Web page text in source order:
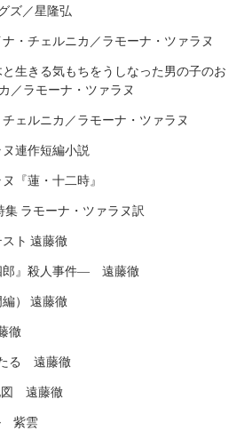
ズ／星隆弘
・チェルニカ／ラモーナ・ツァラヌ
生きる気もちをうしなった男の子のお
ラモーナ・ツァラヌ
ェルニカ／ラモーナ・ツァラヌ
連作短編小説
『蓮・十二時』
ラモーナ・ツァラヌ訳
ト 遠藤徹
郎』殺人事件― 遠藤徹
） 遠藤徹
徹
る 遠藤徹
図 遠藤徹
紫雲